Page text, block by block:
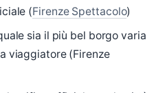
(Firenze Spettacolo)
sia il più bel borgo varia
viaggiatore (Firenze